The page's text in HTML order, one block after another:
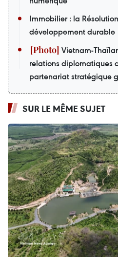
Immobilier : la
développement durable
Vietnam-
relations diplomatiques
partenariat stratégique
SUR LE MÊME SUJET